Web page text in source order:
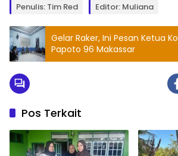
Penulis: Tim Red Editor: Muliana
Gelar Raker, Ini Pesan Ketua
Papoto 96 Makassar
Pos Terkait